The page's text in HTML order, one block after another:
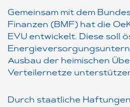
Gemeinsam mit dem
Finanzen (BMF) hat die
EVU entwickelt. Diese soll
Ausbau der heimischen
Verteilernetze
Durch staatliche